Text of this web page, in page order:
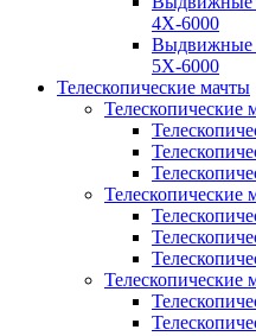
4X-6000
Выдвижные
5X-6000
Телескопические мачты